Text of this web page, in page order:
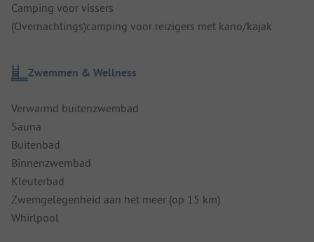
Camping voor vissers
(Overnachtings)camping voor reizigers met kano/kajak
Zwemmen & Wellness
Verwarmd buitenzwembad
Sauna
Buitenbad
Binnenzwembad
Kleuterbad
Zwemgelegenheid aan het meer (op 15 km)
Whirlpool